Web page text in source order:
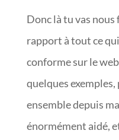
Donc là tu vas
rapport à tout ce
conforme sur le
quelques
ensemble depuis
énormément aidé,